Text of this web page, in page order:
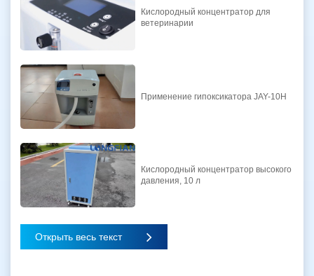
Кислородный концентратор для
ветеринарии
Применение гипоксикатора JAY-10H
Кислородный концентратор высокого
давления, 10 л
Открыть весь текст